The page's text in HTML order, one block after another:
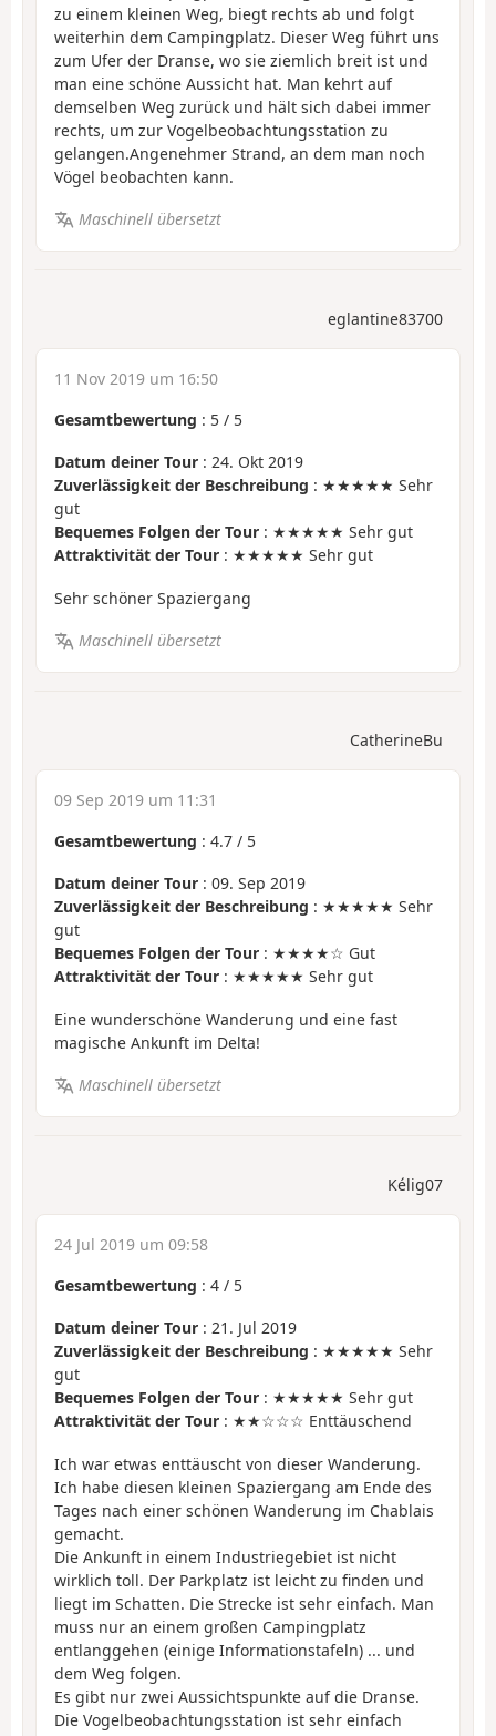
zu einem kleinen Weg, biegt rechts ab und folgt
weiterhin dem Campingplatz. Dieser Weg führt uns
zum Ufer der Dranse, wo sie ziemlich breit ist und
man eine schöne Aussicht hat. Man kehrt auf
demselben Weg zurück und hält sich dabei immer
rechts, um zur Vogelbeobachtungsstation zu
gelangen.Angenehmer Strand, an dem man noch
Vögel beobachten kann.
Maschinell übersetzt
eglantine83700
11 Nov 2019 um 16:50
Gesamtbewertung : 5 / 5
Datum deiner Tour : 24. Okt 2019
Zuverlässigkeit der Beschreibung : ★★★★★ Sehr
gut
Bequemes Folgen der Tour : ★★★★★ Sehr gut
Attraktivität der Tour : ★★★★★ Sehr gut
Sehr schöner Spaziergang
Maschinell übersetzt
CatherineBu
09 Sep 2019 um 11:31
Gesamtbewertung : 4.7 / 5
Datum deiner Tour : 09. Sep 2019
Zuverlässigkeit der Beschreibung : ★★★★★ Sehr
gut
Bequemes Folgen der Tour : ★★★★☆ Gut
Attraktivität der Tour : ★★★★★ Sehr gut
Eine wunderschöne Wanderung und eine fast
magische Ankunft im Delta!
Maschinell übersetzt
Kélig07
24 Jul 2019 um 09:58
Gesamtbewertung : 4 / 5
Datum deiner Tour : 21. Jul 2019
Zuverlässigkeit der Beschreibung : ★★★★★ Sehr
gut
Bequemes Folgen der Tour : ★★★★★ Sehr gut
Attraktivität der Tour : ★★☆☆☆ Enttäuschend
Ich war etwas enttäuscht von dieser Wanderung.
Ich habe diesen kleinen Spaziergang am Ende des
Tages nach einer schönen Wanderung im Chablais
gemacht.
Die Ankunft in einem Industriegebiet ist nicht
wirklich toll. Der Parkplatz ist leicht zu finden und
liegt im Schatten. Die Strecke ist sehr einfach. Man
muss nur an einem großen Campingplatz
entlanggehen (einige Informationstafeln) ... und
dem Weg folgen.
Es gibt nur zwei Aussichtspunkte auf die Dranse.
Die Vogelbeobachtungsstation ist sehr einfach